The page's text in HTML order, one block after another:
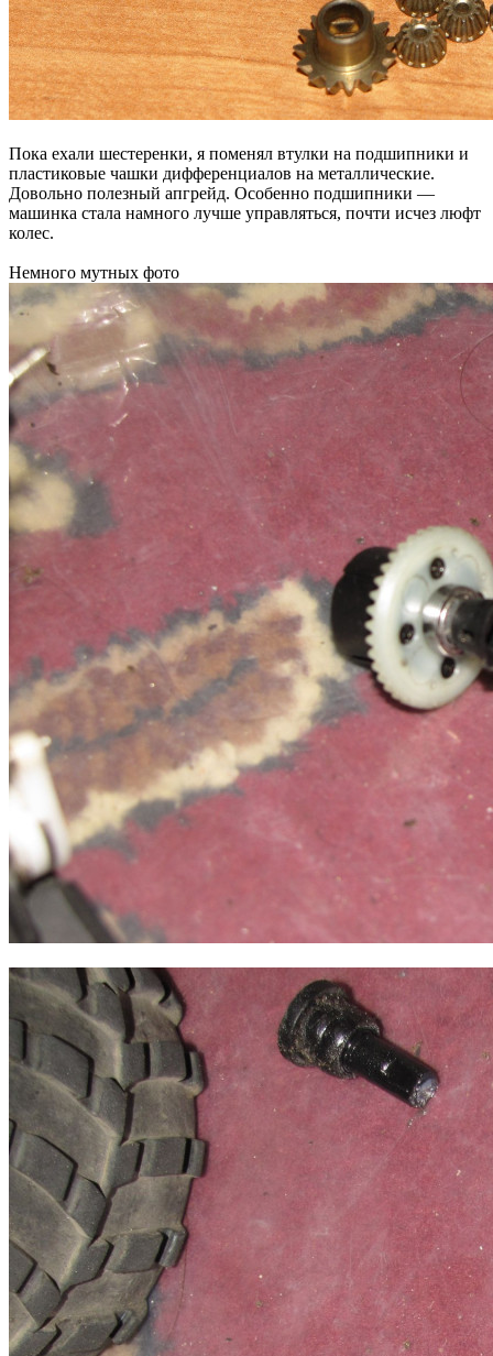
Пока ехали шестеренки, я поменял втулки на подшипники и
пластиковые чашки дифференциалов на металлические.
Довольно полезный апгрейд. Особенно подшипники —
машинка стала намного лучше управляться, почти исчез люфт
колес.
Немного мутных фото